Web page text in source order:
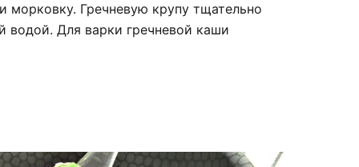
Гречневую крупу тщательно
водой. Для варки гречневой каши